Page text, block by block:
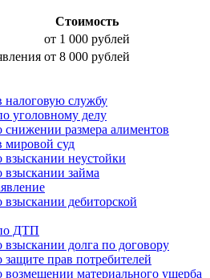
Стоимость
от 1 000 рублей
от 8 000 рублей
налоговую службу
уголовному делу
снижении размера алиментов
мировой суд
взыскании неустойки
взыскании займа
взыскании дебиторской
ДТП
взыскании долга по договору
защите прав потребителей
возмещении материального ущерба